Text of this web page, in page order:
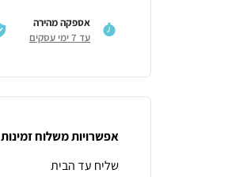
אספקה מהירה
עד 7 ימי עסקים
אפשרויות משלוח זמינות
שליח עד הבית